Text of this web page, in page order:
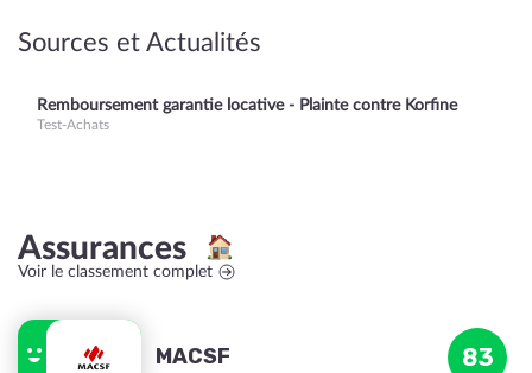
Sources et Actualités
Remboursement garantie locative - Plainte contre Korfine
Test-Achats
Assurances
Voir le classement complet
MACSF 83